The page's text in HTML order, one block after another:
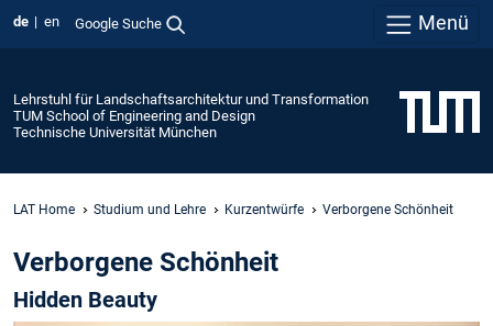
de en Google Suche Menü
Lehrstuhl für Landschaftsarchitektur und Transformation
TUM School of Engineering and Design
Technische Universität München
LAT Home Studium und Lehre Kurzentwürfe Verborgene Schönheit
Verborgene Schönheit
Hidden Beauty